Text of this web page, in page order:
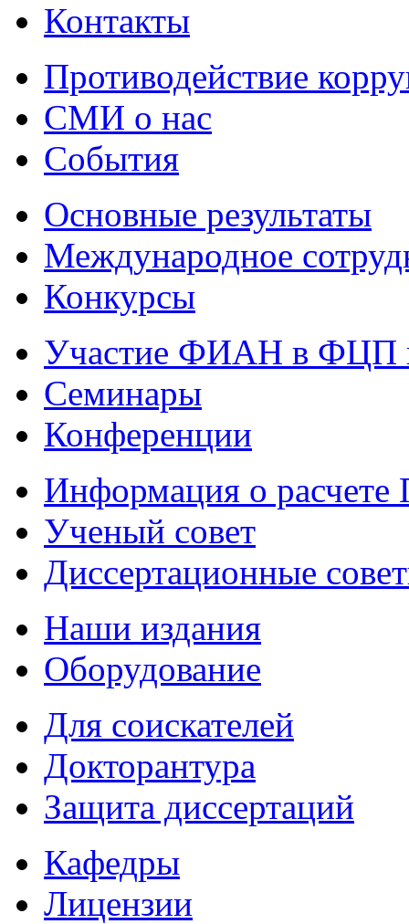
Контакты
Противодействие
СМИ о нас
События
Основные результаты
Международное
Конкурсы
Участие ФИАН в ФЦП
Семинары
Конференции
Информация о
Ученый совет
Диссертационные
Наши издания
Оборудование
Для соискателей
Докторантура
Защита диссертаций
Кафедры
Лицензии